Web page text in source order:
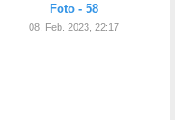
Foto - 58
08. Feb. 2023, 22:17